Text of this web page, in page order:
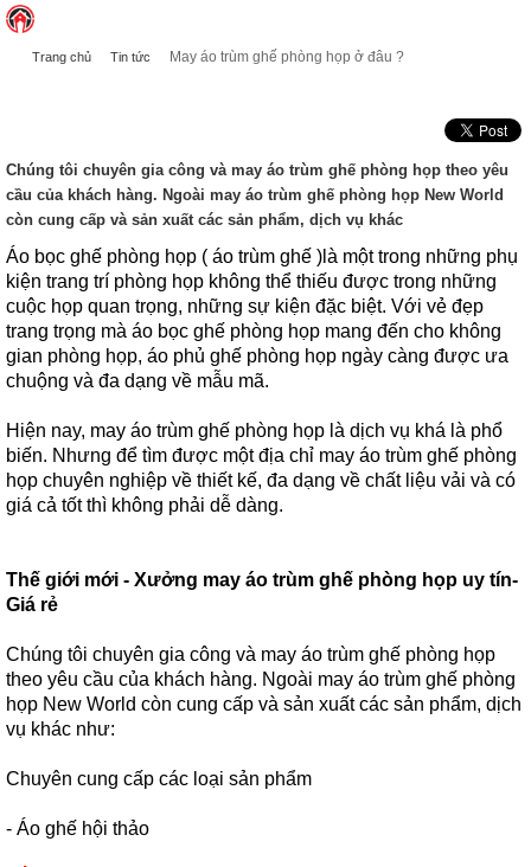
Trang chủ Tin tức May áo trùm ghế phòng họp ở đâu ?
Chúng tôi chuyên gia công và may áo trùm ghế phòng họp theo yêu
cầu của khách hàng. Ngoài may áo trùm ghế phòng họp New World
còn cung cấp và sản xuất các sản phẩm, dịch vụ khác
Áo bọc ghế phòng họp ( áo trùm ghế )là một trong những phụ
kiện trang trí phòng họp không thể thiếu được trong những
cuộc họp quan trọng, những sự kiện đặc biệt. Với vẻ đẹp
trang trọng mà áo bọc ghế phòng họp mang đến cho không
gian phòng họp, áo phủ ghế phòng họp ngày càng được ưa
chuộng và đa dạng về mẫu mã.
Hiện nay, may áo trùm ghế phòng họp là dịch vụ khá là phổ
biến. Nhưng để tìm được một địa chỉ may áo trùm ghế phòng
họp chuyên nghiệp về thiết kế, đa dạng về chất liệu vải và có
giá cả tốt thì không phải dễ dàng.
Thế giới mới - Xưởng may áo trùm ghế phòng họp uy tín-
Giá rẻ
Chúng tôi chuyên gia công và may áo trùm ghế phòng họp
theo yêu cầu của khách hàng. Ngoài may áo trùm ghế phòng
họp New World còn cung cấp và sản xuất các sản phẩm, dịch
vụ khác như:
Chuyên cung cấp các loại sản phẩm
- Áo ghế hội thảo